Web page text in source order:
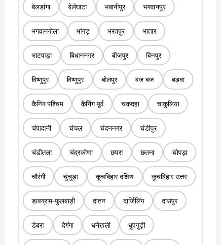
बेलडांगा बेलेघाटा भबानीपुर भगवानपुर
भगवानगोला भांगड़ भरतपुर भातार
भाटपाड़ा बिधाननगर बीजपुर बिनपुर
विष्णुपुर विष्णुपुर बोलपुर बज बज बड़वा
कैनिंग पश्चिम कैनिंग पूर्व चकदहा चाकुलिया
चंपादानी चंचल चंदननगर चंडीपुर
चंडीतला चंद्रकोणा छपरा छतना चोपड़ा
चौरंगी चुंचुड़ा कूचबिहार दक्षिण कूचबिहार उत्तर
डाबग्राम-फुलबाड़ी दांतन दार्जिलिंग दासपुर
डेबरा देगंगा धनेखली धुपगुड़ी